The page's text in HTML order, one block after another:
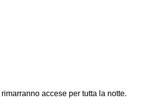
rimarranno accese per tutta la notte.